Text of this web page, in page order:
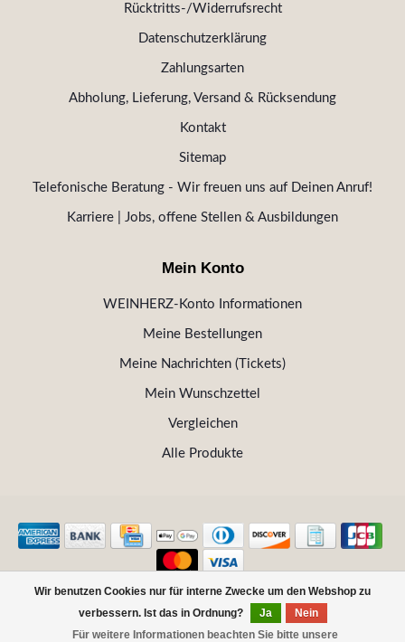
Wir benutzen Cookies nur für interne Zwecke um den Webshop zu
verbessern. Ist das in Ordnung?
Ja
Nein
Für weitere Informationen beachten Sie bitte unsere
Rücktritts-/Widerrufsrecht
Datenschutzerklärung
Zahlungsarten
Abholung, Lieferung, Versand & Rücksendung
Kontakt
Sitemap
Telefonische Beratung - Wir freuen uns auf Deinen Anruf!
Karriere | Jobs, offene Stellen & Ausbildungen
Mein Konto
WEINHERZ-Konto Informationen
Meine Bestellungen
Meine Nachrichten (Tickets)
Mein Wunschzettel
Vergleichen
Alle Produkte
© Copyright 2026 WEINHERZ Kitzbühel - Die VINOTHEK in
Kitzbühel